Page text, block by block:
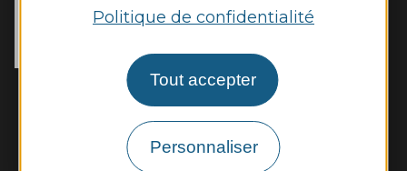
Politique de confidentialité
Tout accepter
Personnaliser
10, rue du Mas Viel
Tél. :05 65 45 11 97
Horaires d'ouverture :
Fermé au public le lundi
Mardi, mercredi et jeudi : 8h - 12h et 13h30